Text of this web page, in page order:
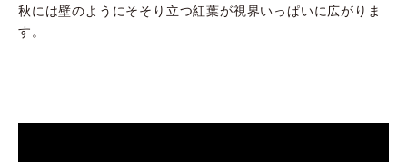
秋には壁のようにそそり立つ紅葉が視界いっぱいに広がりま
す。